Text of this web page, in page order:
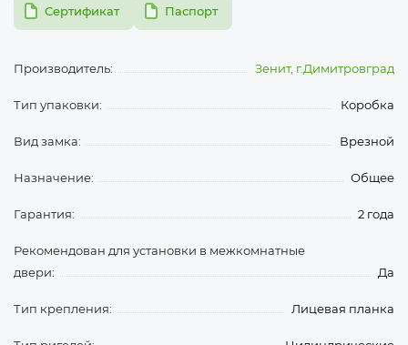
pdfСертификат pdfПаспорт
Производитель: Зенит, г.Димитровград
Тип упаковки: Коробка
Вид замка: Врезной
Назначение: Общее
Гарантия: 2 года
Рекомендован для установки в межкомнатные
двери:
Да
Тип крепления: Лицевая планка